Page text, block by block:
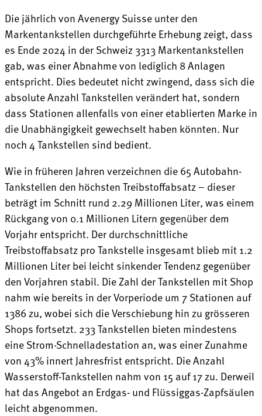
Die jährlich von Avenergy Suisse unter den
Markentankstellen durchgeführte Erhebung zeigt, dass
es Ende 2024 in der Schweiz 3313 Markentankstellen
gab, was einer Abnahme von lediglich 8 Anlagen
entspricht. Dies bedeutet nicht zwingend, dass sich die
absolute Anzahl Tankstellen verändert hat, sondern
dass Stationen allenfalls von einer etablierten Marke in
die Unabhängigkeit gewechselt haben könnten. Nur
noch 4 Tankstellen sind bedient.
Wie in früheren Jahren verzeichnen die 65 Autobahn-
Tankstellen den höchsten Treibstoffabsatz – dieser
beträgt im Schnitt rund 2.29 Millionen Liter, was einem
Rückgang von 0.1 Millionen Litern gegenüber dem
Vorjahr entspricht. Der durchschnittliche
Treibstoffabsatz pro Tankstelle insgesamt blieb mit 1.2
Millionen Liter bei leicht sinkender Tendenz gegenüber
den Vorjahren stabil. Die Zahl der Tankstellen mit Shop
nahm wie bereits in der Vorperiode um 7 Stationen auf
1386 zu, wobei sich die Verschiebung hin zu grösseren
Shops fortsetzt. 233 Tankstellen bieten mindestens
eine Strom-Schnelladestation an, was einer Zunahme
von 43% innert Jahresfrist entspricht. Die Anzahl
Wasserstoff-Tankstellen nahm von 15 auf 17 zu. Derweil
hat das Angebot an Erdgas- und Flüssiggas-Zapfsäulen
leicht abgenommen.